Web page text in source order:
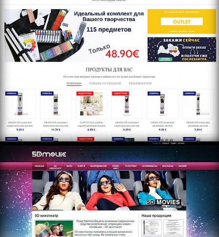
https://www.multidkino.com